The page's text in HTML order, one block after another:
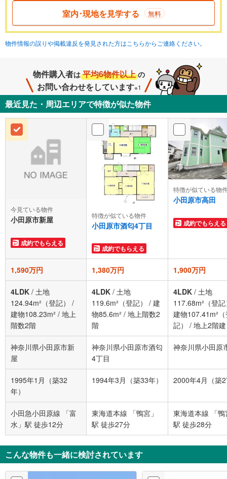
室内･現地を見学する 無料
物件情報の誤りや掲載違反を発見された方はこちらからご連絡ください。
物件購入者は 平均6物件以上 の
お問い合わせをしています※1
最近見た・周辺エリアで特徴が似た物件
今見ている物件
小田原市新屋
成約でもらえる
特徴が似ている物件
小田原市酒匂4丁目
成約でもらえる
特徴が似ている物
小田原市高田
成約でもらえる
1,590万円 1,380万円 1,900万円
4LDK / 土地
124.94m²（登記）
/
建物108.23m² / 地上
階数2階
4LDK / 土地
119.6m²（登記）
/ 建
物85.6m² / 地上階数2
階
4LDK / 土地
117.68m²（登
建物107.41m²
記）
/ 地上2階建
神奈川県小田原市新
屋
神奈川県小田原市酒匂
4丁目
神奈川県小田原
1995年1月（築32
年）
1994年3月（築33年） 2000年4月（築
小田急小田原線 「富
水」駅 徒歩12分
東海道本線 「鴨宮」
駅 徒歩27分
東海道本線 「鴨
駅 徒歩28分
こんな物件も一緒に検討されています